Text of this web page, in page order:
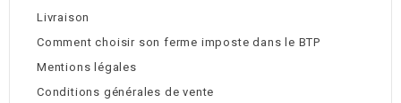
Livraison
Comment choisir son ferme imposte dans le BTP
Mentions légales
Conditions générales de vente